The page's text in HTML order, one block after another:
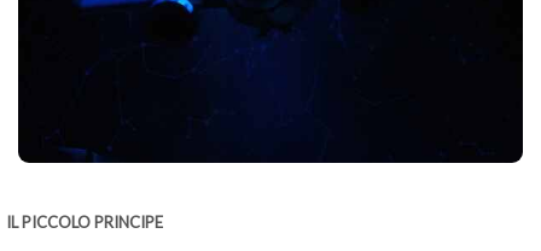
IL PICCOLO PRINCIPE